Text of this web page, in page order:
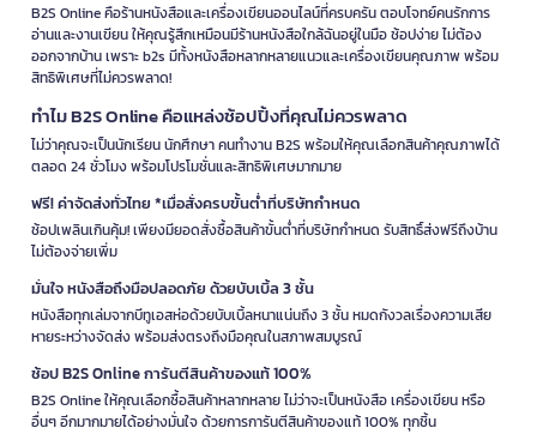
B2S Online คือร้านหนังสือและเครื่องเขียนออนไลน์ที่ครบครัน ตอบโจทย์คนรักการ
อ่านและงานเขียน ให้คุณรู้สึกเหมือนมีร้านหนังสือใกล้ฉันอยู่ในมือ ช้อปง่าย ไม่ต้อง
ออกจากบ้าน เพราะ b2s มีทั้งหนังสือหลากหลายแนวและเครื่องเขียนคุณภาพ พร้อม
สิทธิพิเศษที่ไม่ควรพลาด!
ทำไม B2S Online คือแหล่งช้อปปิ้งที่คุณไม่ควรพลาด
ไม่ว่าคุณจะเป็นนักเรียน นักศึกษา คนทำงาน B2S พร้อมให้คุณเลือกสินค้าคุณภาพได้
ตลอด 24 ชั่วโมง พร้อมโปรโมชั่นและสิทธิพิเศษมากมาย
ฟรี! ค่าจัดส่งทั่วไทย *เมื่อสั่งครบขั้นต่ำที่บริษัทกำหนด
ช้อปเพลินเกินคุ้ม! เพียงมียอดสั่งซื้อสินค้าขั้นต่ำที่บริษัทกำหนด รับสิทธิ์ส่งฟรีถึงบ้าน
ไม่ต้องจ่ายเพิ่ม
มั่นใจ หนังสือถึงมือปลอดภัย ด้วยบับเบิ้ล 3 ชั้น
หนังสือทุกเล่มจากบีทูเอสห่อด้วยบับเบิ้ลหนาแน่นถึง 3 ชั้น หมดกังวลเรื่องความเสีย
หายระหว่างจัดส่ง พร้อมส่งตรงถึงมือคุณในสภาพสมบูรณ์
ช้อป B2S Online การันตีสินค้าของแท้ 100%
B2S Online ให้คุณเลือกซื้อสินค้าหลากหลาย ไม่ว่าจะเป็นหนังสือ เครื่องเขียน หรือ
อื่นๆ อีกมากมายได้อย่างมั่นใจ ด้วยการการันตีสินค้าของแท้ 100% ทุกชิ้น